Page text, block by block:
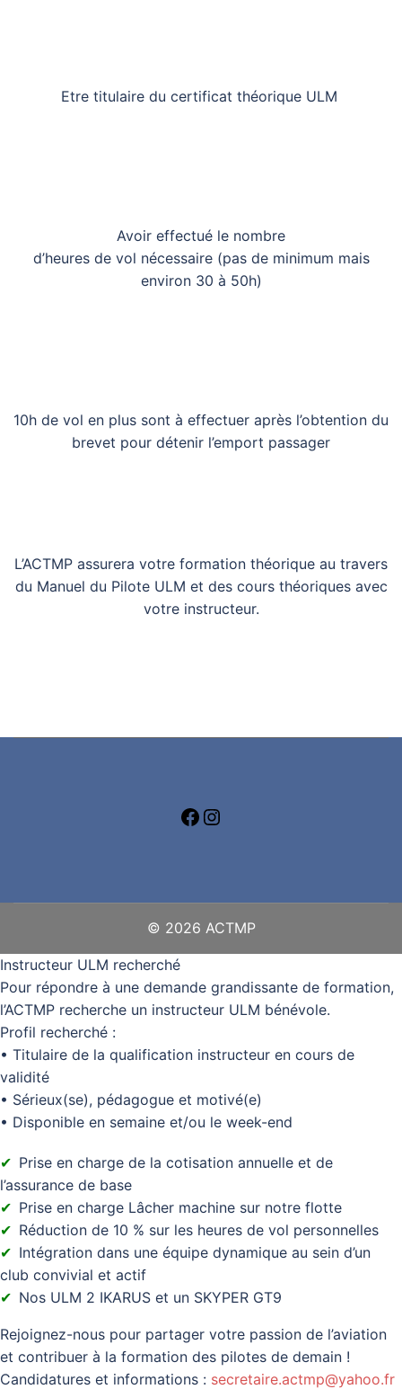
Etre titulaire du certificat théorique ULM
Avoir effectué le nombre
d’heures de vol nécessaire (pas de minimum mais
environ 30 à 50h)
10h de vol en plus sont à effectuer après l’obtention du
brevet pour détenir l’emport passager
L’ACTMP assurera votre formation théorique au travers
du Manuel du Pilote ULM et des cours théoriques avec
votre instructeur.
© 2026 ACTMP
Instructeur ULM recherché
Pour répondre à une demande grandissante de formation,
l’ACTMP recherche un instructeur ULM bénévole.
Profil recherché :
• Titulaire de la qualification instructeur en cours de
validité
• Sérieux(se), pédagogue et motivé(e)
• Disponible en semaine et/ou le week-end
Prise en charge de la cotisation annuelle et de
l’assurance de base
Prise en charge Lâcher machine sur notre flotte
Réduction de 10 % sur les heures de vol personnelles
Intégration dans une équipe dynamique au sein d’un
club convivial et actif
Nos ULM 2 IKARUS et un SKYPER GT9
Rejoignez-nous pour partager votre passion de l’aviation
et contribuer à la formation des pilotes de demain !
Candidatures et informations : secretaire.actmp@yahoo.fr